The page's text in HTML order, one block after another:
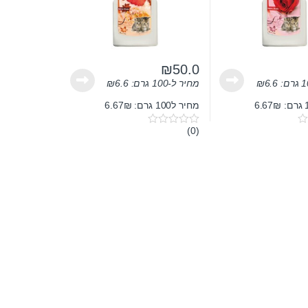
₪6.6
₪50.0
מחיר ל-100 גרם: ₪6.6
מחיר ל100 גרם: 6.67₪
0
(0)